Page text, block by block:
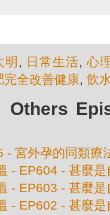
明 , 日常生活,心
完全改善健康, 飲
- 宮外孕的同類療
- EP604 - 甚麼
- EP603 - 甚麼
- EP602 - 甚麼